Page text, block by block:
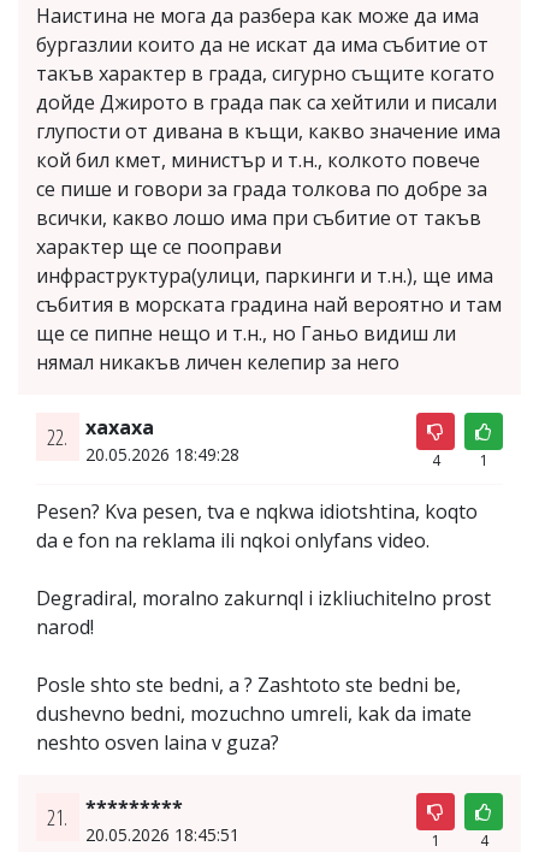
Наистина не мога да разбера как може да има
бургазлии които да не искат да има събитие от
такъв характер в града, сигурно същите когато
дойде Джирото в града пак са хейтили и писали
глупости от дивана в къщи, какво значение има
кой бил кмет, министър и т.н., колкото повече
се пише и говори за града толкова по добре за
всички, какво лошо има при събитие от такъв
характер ще се пооправи
инфраструктура(улици, паркинги и т.н.), ще има
събития в морската градина най вероятно и там
ще се пипне нещо и т.н., но Ганьо видиш ли
нямал никакъв личен келепир за него
22. xaxaxa
20.05.2026 18:49:28 4 1
Pesen? Kva pesen, tva e nqkwa idiotshtina, koqto
da e fon na reklama ili nqkoi onlyfans video.
Degradiral, moralno zakurnql i izkliuchitelno prost
narod!
Posle shto ste bedni, a ? Zashtoto ste bedni be,
dushevno bedni, mozuchno umreli, kak da imate
neshto osven laina v guza?
21. *********
20.05.2026 18:45:51 1 4